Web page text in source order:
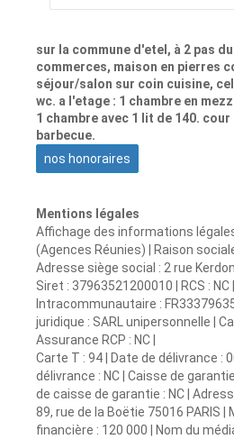
sur la commune d'etel, à 2 pas
commerces, maison en pierres
séjour/salon sur coin cuisine,
wc. a l'etage : 1 chambre en
1 chambre avec 1 lit de 140.
barbecue.
nos honoraires
Mentions légales
Affichage des informations
(Agences Réunies) | Raison sociale
Adresse siège social : 2 rue
Siret : 37963521200010 | RCS :
Intracommunautaire :
juridique : SARL unipersonnelle |
Assurance RCP : NC |
Carte T : 94 | Date de délivrance :
délivrance : NC | Caisse de
de caisse de garantie : NC |
89, rue de la Boëtie 75016 PARIS
financière : 120 000 | Nom du